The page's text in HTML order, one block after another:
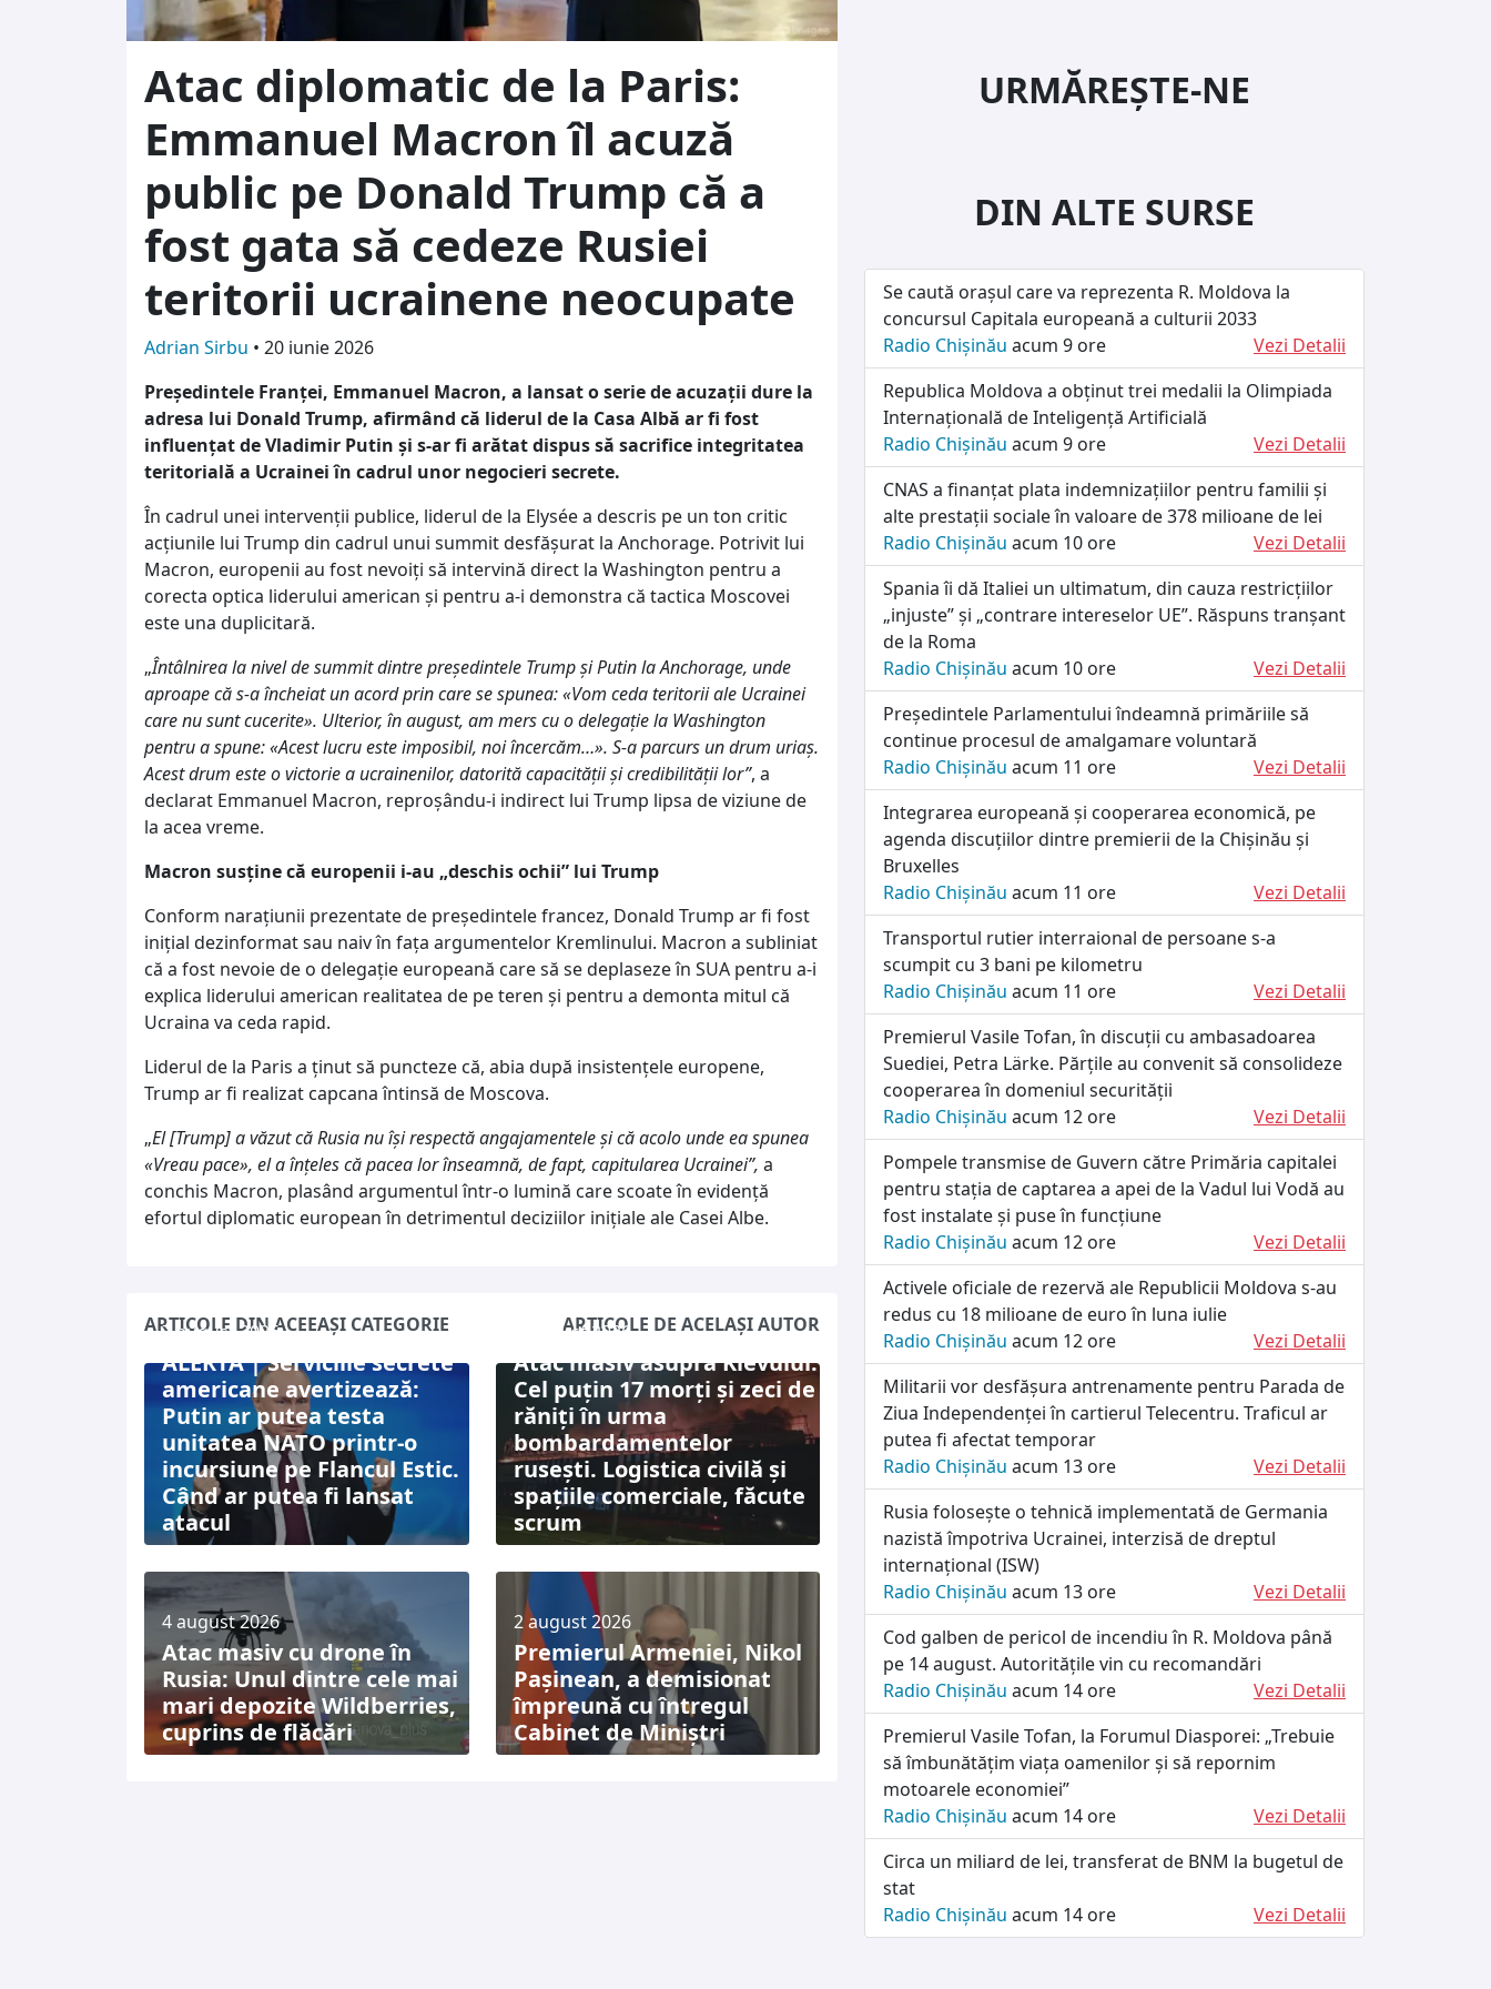
Atac diplomatic de la Paris:
Emmanuel Macron îl acuză
public pe Donald Trump că a
fost gata să cedeze Rusiei
teritorii ucrainene neocupate
Adrian Sirbu • 20 iunie 2026
Președintele Franței, Emmanuel Macron, a lansat o serie de acuzații dure la
adresa lui Donald Trump, afirmând că liderul de la Casa Albă ar fi fost
influențat de Vladimir Putin și s-ar fi arătat dispus să sacrifice integritatea
teritorială a Ucrainei în cadrul unor negocieri secrete.
În cadrul unei intervenții publice, liderul de la Elysée a descris pe un ton critic
acțiunile lui Trump din cadrul unui summit desfășurat la Anchorage. Potrivit lui
Macron, europenii au fost nevoiți să intervină direct la Washington pentru a
corecta optica liderului american și pentru a-i demonstra că tactica Moscovei
este una duplicitară.
„Întâlnirea la nivel de summit dintre președintele Trump și Putin la Anchorage, unde
aproape că s-a încheiat un acord prin care se spunea: «Vom ceda teritorii ale Ucrainei
care nu sunt cucerite». Ulterior, în august, am mers cu o delegație la Washington
pentru a spune: «Acest lucru este imposibil, noi încercăm…». S-a parcurs un drum uriaș.
Acest drum este o victorie a ucrainenilor, datorită capacității și credibilității lor”, a
declarat Emmanuel Macron, reproșându-i indirect lui Trump lipsa de viziune de
la acea vreme.
Macron susține că europenii i-au „deschis ochii” lui Trump
Conform narațiunii prezentate de președintele francez, Donald Trump ar fi fost
inițial dezinformat sau naiv în fața argumentelor Kremlinului. Macron a subliniat
că a fost nevoie de o delegație europeană care să se deplaseze în SUA pentru a-i
explica liderului american realitatea de pe teren și pentru a demonta mitul că
Ucraina va ceda rapid.
Liderul de la Paris a ținut să puncteze că, abia după insistențele europene,
Trump ar fi realizat capcana întinsă de Moscova.
„El [Trump] a văzut că Rusia nu își respectă angajamentele și că acolo unde ea spunea
«Vreau pace», el a înțeles că pacea lor înseamnă, de fapt, capitularea Ucrainei”, a
conchis Macron, plasând argumentul într-o lumină care scoate în evidență
efortul diplomatic european în detrimentul deciziilor inițiale ale Casei Albe.
ARTICOLE DIN ACEEAȘI CATEGORIE ARTICOLE DE ACELAȘI AUTOR
7 august 2026
ALERTĂ | Serviciile secrete
americane avertizează:
Putin ar putea testa
unitatea NATO printr-o
incursiune pe Flancul Estic.
Când ar putea fi lansat
atacul
5 august 2026
Atac masiv asupra Kievului:
Cel puțin 17 morți și zeci de
răniți în urma
bombardamentelor
rusești. Logistica civilă și
spațiile comerciale, făcute
scrum
4 august 2026
Atac masiv cu drone în
Rusia: Unul dintre cele mai
mari depozite Wildberries,
cuprins de flăcări
2 august 2026
Premierul Armeniei, Nikol
Pașinean, a demisionat
împreună cu întregul
Cabinet de Miniștri
URMĂREȘTE-NE
DIN ALTE SURSE
Se caută orașul care va reprezenta R. Moldova la
concursul Capitala europeană a culturii 2033
Radio Chișinău acum 9 ore
Vezi Detalii
Republica Moldova a obținut trei medalii la Olimpiada
Internațională de Inteligență Artificială
Radio Chișinău acum 9 ore
Vezi Detalii
CNAS a finanțat plata indemnizațiilor pentru familii și
alte prestații sociale în valoare de 378 milioane de lei
Radio Chișinău acum 10 ore
Vezi Detalii
Spania îi dă Italiei un ultimatum, din cauza restricțiilor
„injuste” și „contrare intereselor UE”. Răspuns tranșant
de la Roma
Radio Chișinău acum 10 ore
Vezi Detalii
Președintele Parlamentului îndeamnă primăriile să
continue procesul de amalgamare voluntară
Radio Chișinău acum 11 ore
Vezi Detalii
Integrarea europeană și cooperarea economică, pe
agenda discuțiilor dintre premierii de la Chișinău și
Bruxelles
Radio Chișinău acum 11 ore
Vezi Detalii
Transportul rutier interraional de persoane s-a
scumpit cu 3 bani pe kilometru
Radio Chișinău acum 11 ore
Vezi Detalii
Premierul Vasile Tofan, în discuții cu ambasadoarea
Suediei, Petra Lärke. Părțile au convenit să consolideze
cooperarea în domeniul securității
Radio Chișinău acum 12 ore
Vezi Detalii
Pompele transmise de Guvern către Primăria capitalei
pentru stația de captarea a apei de la Vadul lui Vodă au
fost instalate și puse în funcțiune
Radio Chișinău acum 12 ore
Vezi Detalii
Activele oficiale de rezervă ale Republicii Moldova s-au
redus cu 18 milioane de euro în luna iulie
Radio Chișinău acum 12 ore
Vezi Detalii
Militarii vor desfășura antrenamente pentru Parada de
Ziua Independenței în cartierul Telecentru. Traficul ar
putea fi afectat temporar
Radio Chișinău acum 13 ore
Vezi Detalii
Rusia folosește o tehnică implementată de Germania
nazistă împotriva Ucrainei, interzisă de dreptul
internațional (ISW)
Radio Chișinău acum 13 ore
Vezi Detalii
Cod galben de pericol de incendiu în R. Moldova până
pe 14 august. Autoritățile vin cu recomandări
Radio Chișinău acum 14 ore
Vezi Detalii
Premierul Vasile Tofan, la Forumul Diasporei: „Trebuie
să îmbunătățim viața oamenilor și să repornim
motoarele economiei”
Radio Chișinău acum 14 ore
Vezi Detalii
Circa un miliard de lei, transferat de BNM la bugetul de
stat
Radio Chișinău acum 14 ore Vezi Detalii